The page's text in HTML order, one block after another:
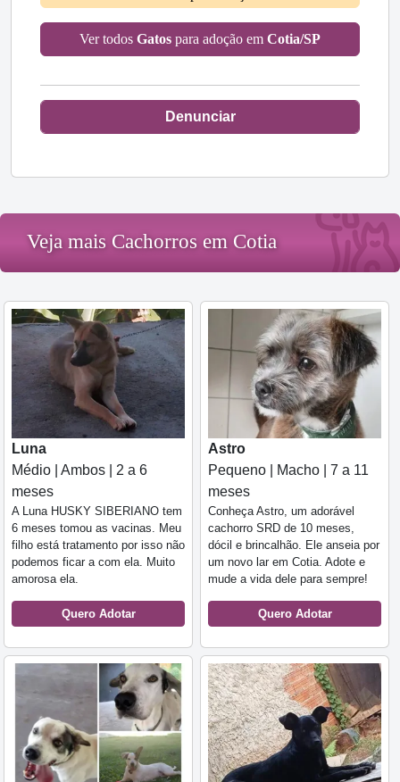
Ver todos Gatos para adoção em Cotia/SP
Denunciar
Veja mais Cachorros em Cotia
Luna
Médio | Ambos | 2 a 6
meses
A Luna HUSKY SIBERIANO tem
6 meses tomou as vacinas. Meu
filho está tratamento por isso não
podemos ficar a com ela. Muito
amorosa ela.
Quero Adotar
Astro
Pequeno | Macho | 7 a 11
meses
Conheça Astro, um adorável
cachorro SRD de 10 meses,
dócil e brincalhão. Ele anseia por
um novo lar em Cotia. Adote e
mude a vida dele para sempre!
Quero Adotar